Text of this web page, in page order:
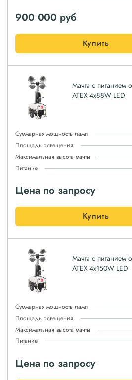
900 000 руб
Купить
Мачта с питанием
ATEX 4x88W LED
Суммарная мощность ламп
Площадь освещения
Максимальная высота мачты
Питание
Цена по запросу
Купить
Мачта с питанием
ATEX 4x150W LED
Суммарная мощность ламп
Площадь освещения
Максимальная высота мачты
Питание
Цена по запросу